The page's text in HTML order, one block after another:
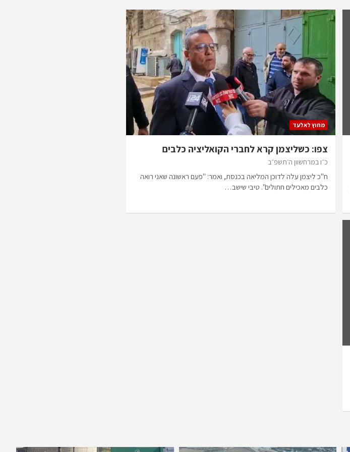
מחוץ לאלעד
צפו: כשליצמן קרא לחברי הקואליציה כלבים
כ״ו במרחשוון ה׳תשפ״ב
ח"כ ליצמן עלה לדוכן המליאה בכנסת, ואמר: "פעם ראשונה שאני רואה
כלבים מאכילים חתולים". טיבי שישב…